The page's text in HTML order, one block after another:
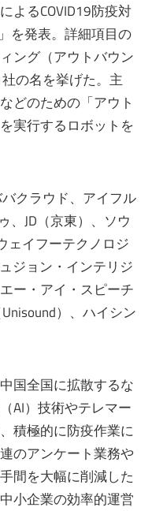
よるCOVID19防疫対
を発表。詳細項目の
ング（アウトバウン
の名を挙げた。主
どのための「アウト
実行するロボットを
クラウド、アイフル
、JD（京東）、ソウ
ェイフーテクノロジ
ュジョン・インテリジ
ー・アイ・スピーチ
Unisound）、ハイシン
国全国に拡散するな
AI）技術やテレマー
積極的に防疫作業に
のアンケート業務や
間を大幅に削減した
小企業の効率的運営